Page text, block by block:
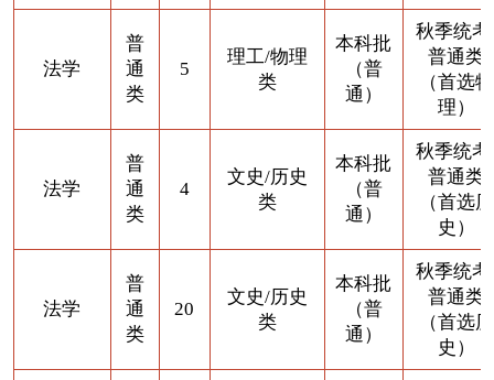
法学
普
通
类
5
理工/物理
类
本科批
（普
通）
秋季统
普通类
（首选物
理）
法学
普
通
类
4
文史/历史
类
本科批
（普
通）
秋季统
普通类
（首选历
史）
法学
普
通
类
20
文史/历史
类
本科批
（普
通）
秋季统
普通类
（首选历
史）